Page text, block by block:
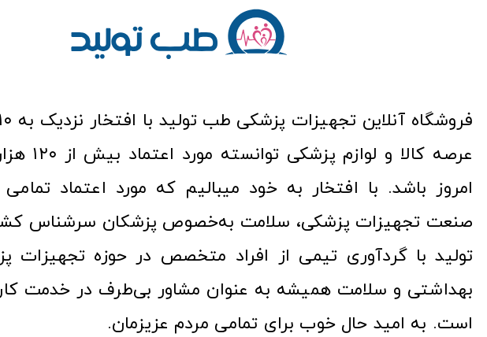
عرصه کالا
امروز باشد. با افتخار به خود میبالیم که مورد اعتماد تمامی
صنعت تجهیزات پزشکی، سلامت به‌خصوص پزشکان سرشناس
تولید با گردآوری تیمی از افراد متخصص در حوزه تجهیزات
بهداشتی و سلامت همیشه به عنوان مشاور بی‌طرف در خدمت
است. به امید حال خوب برای تمامی مردم عزیزمان.